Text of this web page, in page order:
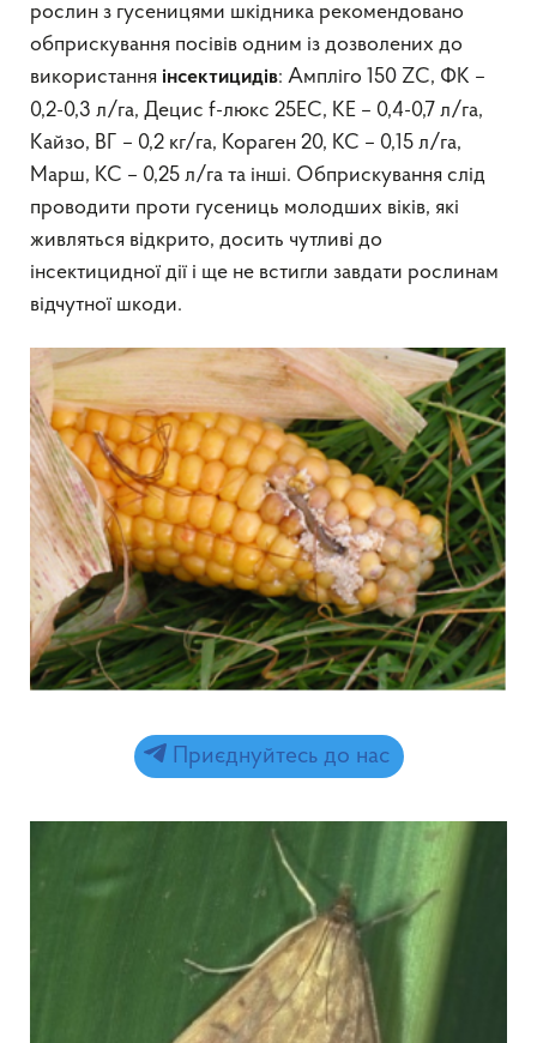
рослин з гусеницями шкідника рекомендовано
обприскування посівів одним із дозволених до
використання інсектицидів: Ампліго 150 ZC, ФК –
0,2-0,3 л/га, Децис f-люкс 25ЕС, КЕ – 0,4-0,7 л/га,
Кайзо, ВГ – 0,2 кг/га, Кораген 20, КС – 0,15 л/га,
Марш, КС – 0,25 л/га та інші. Обприскування слід
проводити проти гусениць молодших віків, які
живляться відкрито, досить чутливі до
інсектицидної дії і ще не встигли завдати рослинам
відчутної шкоди.
Приєднуйтесь до нас